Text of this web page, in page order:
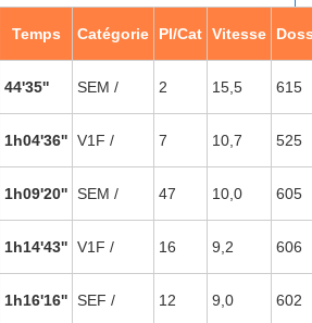
Temps Catégorie Pl/Cat Vitesse
44'35'' SEM / 2 15,5 615
1h04'36'' V1F / 7 10,7 525
1h09'20'' SEM / 47 10,0 605
1h14'43'' V1F / 16 9,2 606
1h16'16'' SEF / 12 9,0 602